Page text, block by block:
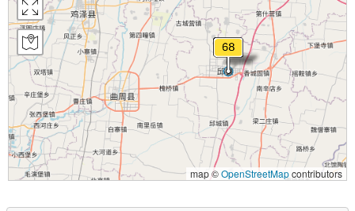
map ©OpenStreetMapcontributors